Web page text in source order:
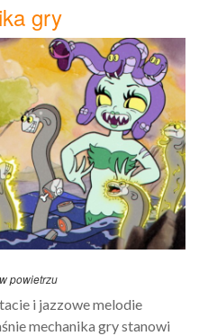
gry
powietrzu
i jazzowe melodie
mechanika gry stanowi